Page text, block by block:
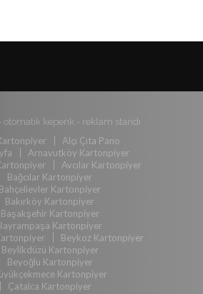
otomatik kepenk - reklam standı
Alçı Çıta Pano
Arnavutköy Kartonpiyer
Avcılar Kartonpiyer
Bağcılar Kartonpiyer
Bahçelievler Kartonpiyer
Bakırköy Kartonpiyer
Başakşehir Kartonpiyer
Kartonpiyer
Beykoz Kartonpiyer
Beylikdüzü Kartonpiyer
Beyoğlu Kartonpiyer
Kartonpiyer
Çatalca Kartonpiyer